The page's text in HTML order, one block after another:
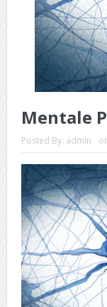
Mentale
Posted By: admin